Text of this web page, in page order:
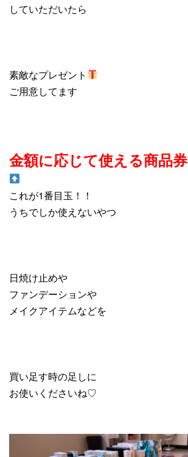
していただいたら
素敵なプレゼント
ご用意してます
金額に応じて使える商品券
これが1番目玉！！
うちでしか使えないやつ
日焼け止めや
ファンデーションや
メイクアイテムなどを
買い足す時の足しに
お使いくださいね♡